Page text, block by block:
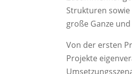
Strukturen
große Ganze
Von der ersten
Projekte